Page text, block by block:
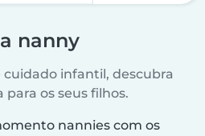
nanny
cuidado infantil, descubra
os seus filhos.
nannies com os